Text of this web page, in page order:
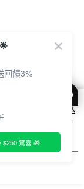
之詳情，及若您不希
請參閱本網站「
隱私
意本公司得按本網站使
回饋3%
$250 驚喜 🎁